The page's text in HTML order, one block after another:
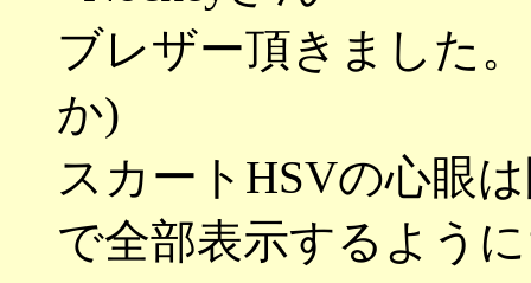
ブレザー頂きました
か)
スカートHSVの心眼
で全部表示するよう